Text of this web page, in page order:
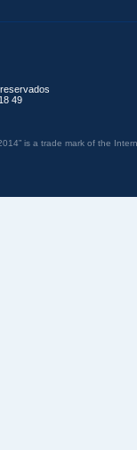
49
is a trade mark of the